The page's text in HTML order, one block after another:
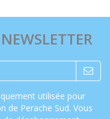
NEWSLETTER
utilisée pour
de Perache Sud. Vous